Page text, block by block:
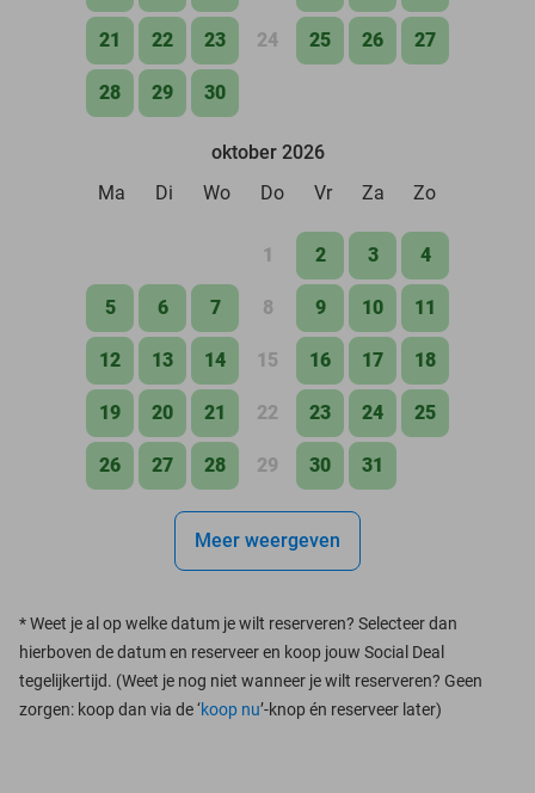
21 22 23 24 25 26 27
28 29 30
oktober 2026
Ma
Di Wo Do Vr Za Zo
1 2 3 4
5 6 7 8 9 10 11
12 13 14 15 16 17 18
19 20 21 22 23 24 25
26 27 28 29 30 31
Meer weergeven
*Weet je al op welke datum je wilt reserveren? Selecteer dan
hierboven de datum en reserveer en koop jouw Social Deal
tegelijkertijd. (Weet je nog niet wanneer je wilt reserveren? Geen
zorgen: koop dan via de ‘koop nu’-knop én reserveer later)